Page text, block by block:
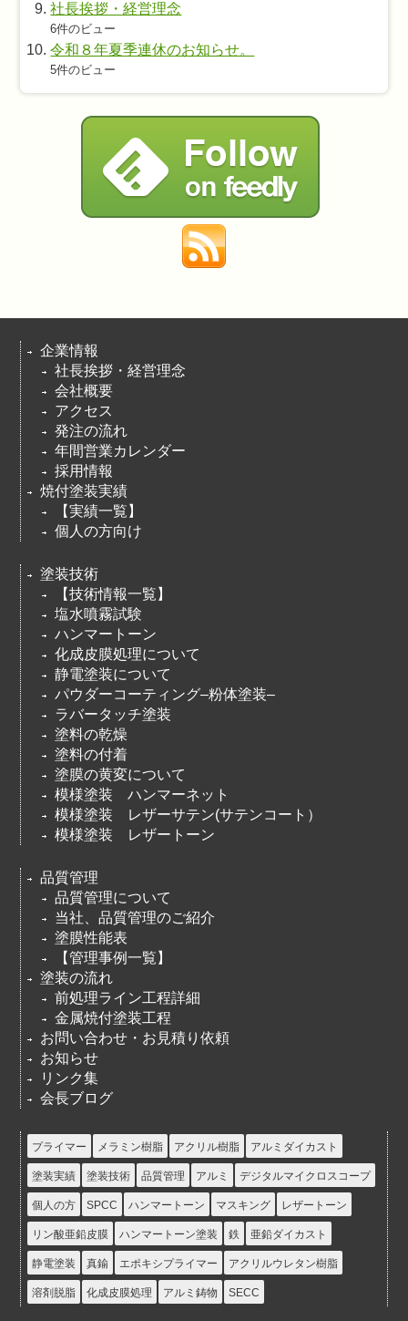
社長挨拶・経営理念
6件のビュー
令和８年夏季連休のお知らせ。
5件のビュー
企業情報
社長挨拶・経営理念
会社概要
アクセス
発注の流れ
年間営業カレンダー
採用情報
焼付塗装実績
【実績一覧】
個人の方向け
塗装技術
【技術情報一覧】
塩水噴霧試験
ハンマートーン
化成皮膜処理について
静電塗装について
パウダーコーティング–粉体塗装–
ラバータッチ塗装
塗料の乾燥
塗料の付着
塗膜の黄変について
模様塗装 ハンマーネット
模様塗装 レザーサテン(サテンコート）
模様塗装 レザートーン
品質管理
品質管理について
当社、品質管理のご紹介
塗膜性能表
【管理事例一覧】
塗装の流れ
前処理ライン工程詳細
金属焼付塗装工程
お問い合わせ・お見積り依頼
お知らせ
リンク集
会長ブログ
プライマー メラミン樹脂 アクリル樹脂 アルミダイカスト
塗装実績 塗装技術 品質管理 アルミ デジタルマイクロスコープ
個人の方 SPCC ハンマートーン マスキング レザートーン
リン酸亜鉛皮膜 ハンマートーン塗装 鉄 亜鉛ダイカスト
静電塗装 真鍮 エポキシプライマー アクリルウレタン樹脂
溶剤脱脂 化成皮膜処理 アルミ鋳物 SECC